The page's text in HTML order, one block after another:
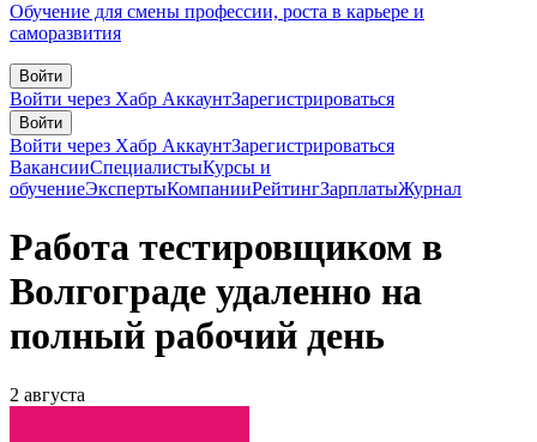
Обучение для смены профессии, роста в карьере и
саморазвития
Войти
Войти через Хабр АккаунтЗарегистрироваться
Войти
Войти через Хабр АккаунтЗарегистрироваться
ВакансииСпециалистыКурсы и
обучениеЭкспертыКомпанииРейтингЗарплатыЖурнал
Работа тестировщиком в
Волгограде удаленно на
полный рабочий день
2 августа